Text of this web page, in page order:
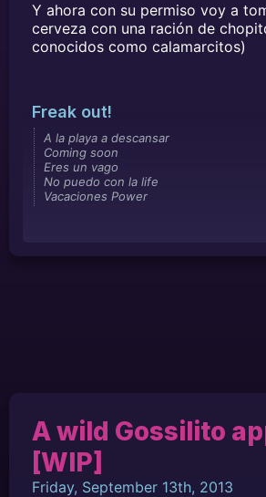
Y ahora con su permiso voy a
cerveza con una ración de
conocidos como calamarcitos)
Freak out!
A la playa a descansar
Coming soon
Eres un vago
No puedo con la life
Vacaciones Power
A wild Gossilito
[WIP]
Friday, September 13th, 2013